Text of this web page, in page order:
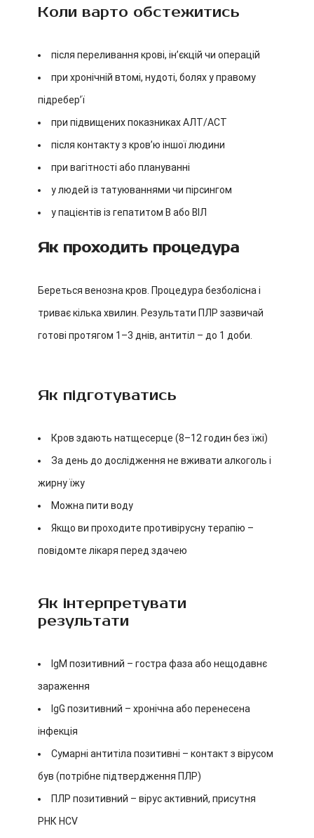
Коли варто обстежитись
після переливання крові, ін’єкцій чи операцій
при хронічній втомі, нудоті, болях у правому
підребер’ї
при підвищених показниках АЛТ/АСТ
після контакту з кров’ю іншої людини
при вагітності або плануванні
у людей із татуюваннями чи пірсингом
у пацієнтів із гепатитом В або ВІЛ
Як проходить процедура
Береться венозна кров. Процедура безболісна і
триває кілька хвилин. Результати ПЛР зазвичай
готові протягом 1–3 днів, антитіл – до 1 доби.
Як підготуватись
Кров здають натщесерце (8–12 годин без їжі)
За день до дослідження не вживати алкоголь і
жирну їжу
Можна пити воду
Якщо ви проходите противірусну терапію –
повідомте лікаря перед здачею
Як інтерпретувати
результати
IgM позитивний – гостра фаза або нещодавнє
зараження
IgG позитивний – хронічна або перенесена
інфекція
Сумарні антитіла позитивні – контакт з вірусом
був (потрібне підтвердження ПЛР)
ПЛР позитивний – вірус активний, присутня
РНК HCV